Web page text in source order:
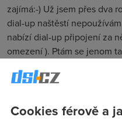
zajímá:-) Už jsem přes dva
dial-up naštěstí
nabízí dial-up připojení za
omezení ). Ptám se jenom
sledovat :-)
Cookies férově a